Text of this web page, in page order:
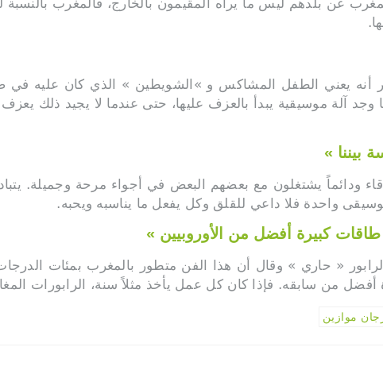
أنه يعني الطفل المشاكس و »الشويطين » الذي كان عليه
وجد آلة موسيقية يبدأ بالعزف عليها، حتى عندما لا يجيد ذلك
ودائماً يشتغلون مع بعضهم البعض في أجواء مرحة وجميلة.
واحدة فلا داعي للقلق وكل يفعل ما يناسبه ويحبه.
« حاري » وقال أن هذا الفن متطور بالمغرب بمئات
أفضل من سابقه. فإذا كان كل عمل يأخذ مثلاً سنة، الرابورات
موازين